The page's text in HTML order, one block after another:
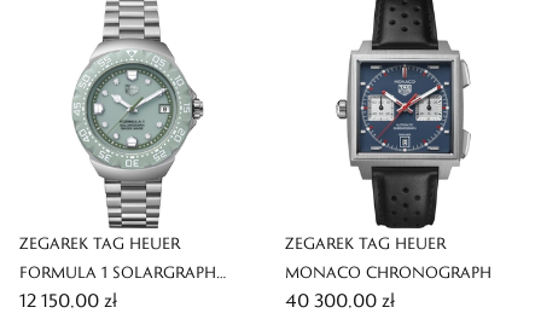
ZEGAREK TAG HEUER
FORMULA 1 SOLARGRAPH
LIMITED EDITION
12 150,00 zł
ZEGAREK TAG HEUER
MONACO CHRONOGRAPH
40 300,00 zł